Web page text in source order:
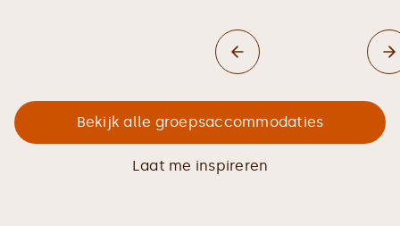
Bekijk alle groepsaccommodaties
Laat me inspireren